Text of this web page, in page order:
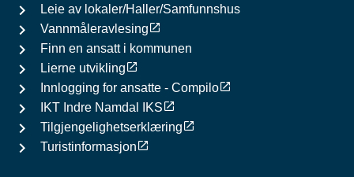
Leie av lokaler/Haller/Samfunnshus
Vannmåleravlesing
Finn en ansatt i kommunen
Lierne utvikling
Innlogging for ansatte - Compilo
IKT Indre Namdal IKS
Tilgjengelighetserklæring
Turistinformasjon